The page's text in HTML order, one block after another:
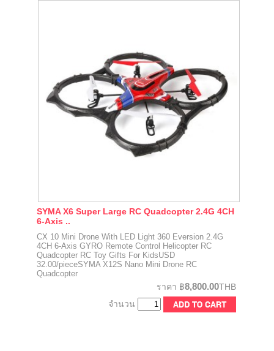
SYMA X6 Super Large RC Quadcopter 2.4G 4CH
6-Axis ..
CX 10 Mini Drone With LED Light 360 Eversion 2.4G
4CH 6-Axis GYRO Remote Control Helicopter RC
Quadcopter RC Toy Gifts For KidsUSD
32.00/pieceSYMA X12S Nano Mini Drone RC
Quadcopter
ราคา ฿8,800.00THB
จำนวน